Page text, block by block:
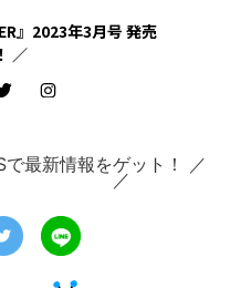
』2023年3月号 発売
／
最新情報をゲット！ ／